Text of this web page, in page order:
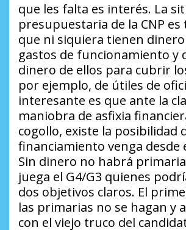
que les falta es interés. La
presupuestaria de la CNP es
que ni siquiera tienen
gastos de funcionamiento y
dinero de ellos para cubrir
por ejemplo, de útiles de
interesante es que ante la
maniobra de asfixia
cogollo, existe la posibilidad
financiamiento venga desde
Sin dinero no habrá
juega el G4/G3 quienes
dos objetivos claros. El
las primarias no se hagan y
con el viejo truco del